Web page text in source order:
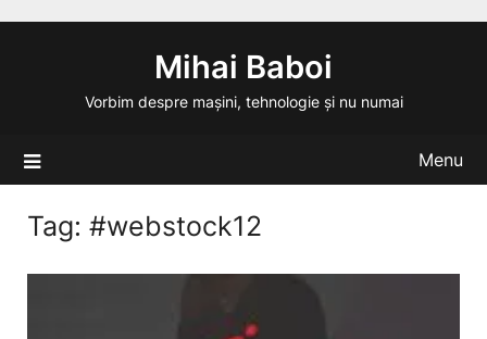
Mihai Baboi
Vorbim despre mașini, tehnologie și nu numai
Menu
Tag: #webstock12